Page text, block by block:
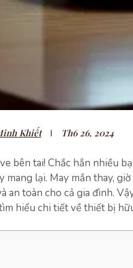
Khiết Th6 26, 2024
bên tai! Chắc hẳn nhiều
lại. May mắn thay,
an toàn cho cả gia đình.
hiểu chi tiết về thiết bị